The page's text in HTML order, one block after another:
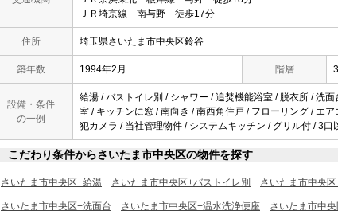
ＪＲ埼京線 南与野 徒歩17分
住所 埼玉県さいたま市中央区鈴谷
築年数 1994年2月 階層
設備・条件
の一例
給湯 / バストイレ別 / シャワー / 追焚機能浴室 / 脱衣所 / 洗
室 / キッチンに窓 / 南向き / 南西角住戸 / フローリング / エ
犯カメラ / 当社管理物件 / システムキッチン / グリル付 / 3
こだわり条件からさいたま市中央区の物件を探す
さいたま市中央区+給湯 さいたま市中央区+バストイレ別 さいたま市中央
さいたま市中央区+洗面台 さいたま市中央区+温水洗浄便座 さいたま市中